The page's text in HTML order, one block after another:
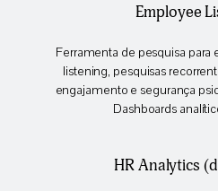
Employee
Ferramenta de pesquisa
listening, pesquisas
engajamento e segurança
Dashboards
HR Analytics